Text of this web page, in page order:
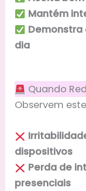
Mantém
dia
Quando
Observem
dispositivos
Perda de
presenciais